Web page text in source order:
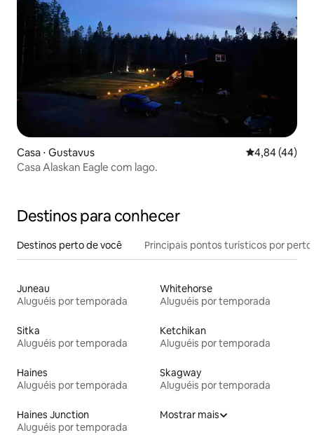
Casa ⋅ Gustavus 4,84 de uma
4,84 (44)
Casa Alaskan Eagle com lago.
Destinos para conhecer
Destinos perto de você Principais pontos turísticos por perto
Juneau
Aluguéis por temporada
Whitehorse
Aluguéis por temporada
Sitka
Aluguéis por temporada
Ketchikan
Aluguéis por temporada
Haines
Aluguéis por temporada
Skagway
Aluguéis por temporada
Haines Junction
Aluguéis por temporada
Mostrar mais